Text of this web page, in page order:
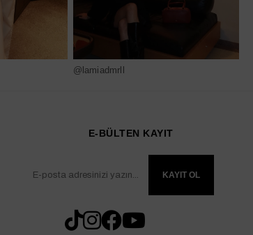
@lamiadmrll
E-BÜLTEN KAYIT
KAYIT OL